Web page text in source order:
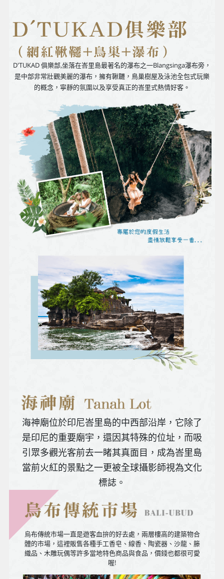
D'TUKAD 俱樂部,坐落在峇里島最著名的瀑布之一Blangsinga瀑布旁，
是中部非常壯觀美麗的瀑布，擁有鞦韆，鳥巢樹屋及泳池全包式玩樂
的概念，寧靜的氛圍以及享受真正的峇里式熱情好客。
海神廟位於印尼峇里島的中西部沿岸，它除了
是印尼的重要廟宇，還因其特殊的位址，而吸
引眾多觀光客前去一睹其真面目，成為峇里島
當前火紅的景點之一更被全球攝影師視為文化
標誌。
前峇里
島的皇
室公主
出嫁以
前必須
烏布傳統市場一直是遊客血拚的好去處，兩層樓高的建築物合
體的市場，這裡販售各種手工香皂、線香、陶瓷器、沙龍、籐
織品、木雕玩偶等許多當地特色商品與食品，價錢也都很可愛
喔!